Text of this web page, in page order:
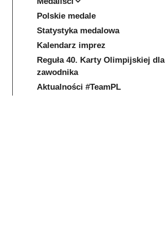
Polskie medale
Statystyka medalowa
Kalendarz imprez
Reguła 40. Karty Olimpijskiej dla
zawodnika
Aktualności #TeamPL